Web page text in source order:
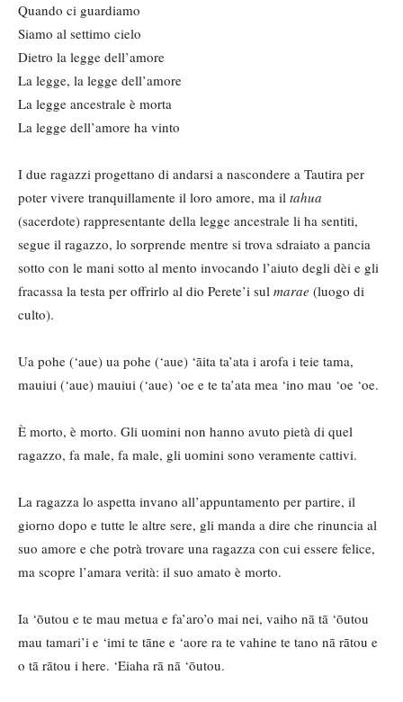
Quando ci guardiamo
Siamo al settimo cielo
Dietro la legge dell’amore
La legge, la legge dell’amore
La legge ancestrale è morta
La legge dell’amore ha vinto
I due ragazzi progettano di andarsi a nascondere a Tautira per
poter vivere tranquillamente il loro amore, ma il tahua
(sacerdote) rappresentante della legge ancestrale li ha sentiti,
segue il ragazzo, lo sorprende mentre si trova sdraiato a pancia
sotto con le mani sotto al mento invocando l’aiuto degli dèi e gli
fracassa la testa per offrirlo al dio Perete’i sul marae (luogo di
culto).
Ua pohe (‘aue) ua pohe (‘aue) ‘āita ta’ata i arofa i teie tama,
mauiui (‘aue) mauiui (‘aue) ‘oe e te ta’ata mea ‘ino mau ‘oe ‘oe.
È morto, è morto. Gli uomini non hanno avuto pietà di quel
ragazzo, fa male, fa male, gli uomini sono veramente cattivi.
La ragazza lo aspetta invano all’appuntamento per partire, il
giorno dopo e tutte le altre sere, gli manda a dire che rinuncia al
suo amore e che potrà trovare una ragazza con cui essere felice,
ma scopre l’amara verità: il suo amato è morto.
Ia ‘ōutou e te mau metua e fa’aro’o mai nei, vaiho nā tā ‘ōutou
mau tamari’i e ‘imi te tāne e ‘aore ra te vahine te tano nā rātou e
o tā rātou i here. ‘Eiaha rā nā ‘ōutou.